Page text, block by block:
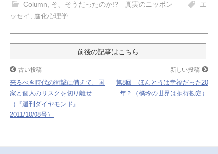
e
o
t
e
e
a
Column そ、そうだったのか!? 真実のニッポン
エ
ッセイ, 進化心理学
稿
ナ
ビ
古い投稿
来るべき時代の衝撃に備えて、国
家と個人のリスクを切り離せ
（『週刊ダイヤモンド』
2011/10/08号）
新しい投稿
第8回 ほんとうは幸福だった20
年？（橘玲の世界は損得勘定）